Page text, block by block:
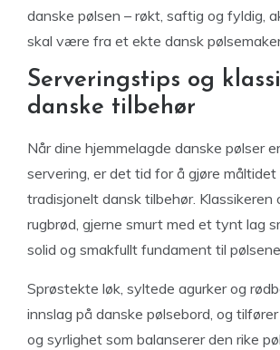
danske pølsen – røkt, saftig og fyldig,
skal være fra et ekte dansk
Serveringstips og
danske tilbehør
Når dine hjemmelagde danske pølser
servering, er det tid for å gjøre
tradisjonelt dansk tilbehør. Klassikeren
rugbrød, gjerne smurt med et tynt lag
solid og smakfullt fundament til pølsene.
Sprøstekte løk, syltede agurker og
innslag på danske pølsebord, og
og syrlighet som balanserer den rike